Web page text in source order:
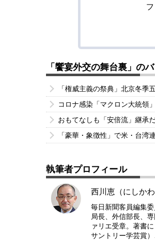
「饗宴外交の舞台裏」の
「権威主義の祭典」北京冬季
コロナ感染「マクロン大統領
おもてなしも「安倍流」継承
「豪華・象徴性」で米・台湾
執筆者プロフィール
西川恵（にしかわ
毎日新聞客員編集
局長、外信部長、
ァリエ受章。著書
サントリー学芸賞